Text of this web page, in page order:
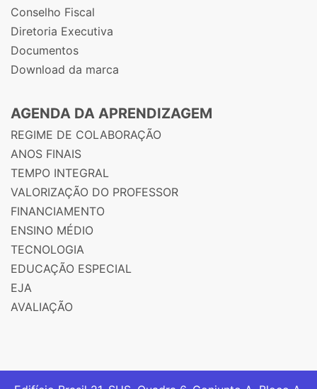
Conselho Fiscal
Diretoria Executiva
Documentos
Download da marca
AGENDA DA APRENDIZAGEM
REGIME DE COLABORAÇÃO
ANOS FINAIS
TEMPO INTEGRAL
VALORIZAÇÃO DO PROFESSOR
FINANCIAMENTO
ENSINO MÉDIO
TECNOLOGIA
EDUCAÇÃO ESPECIAL
EJA
AVALIAÇÃO